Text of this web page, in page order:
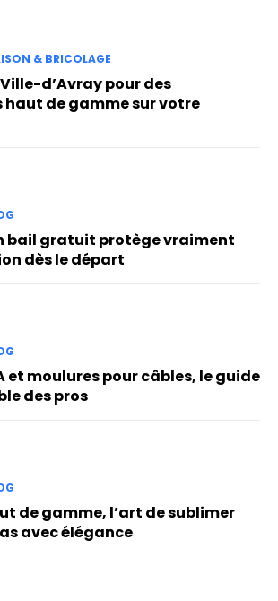
& BRICOLAGE
d’Avray pour des
de gamme sur votre
bail gratuit protège vraiment
dès le départ
et moulures pour câbles, le guide
des pros
de gamme, l’art de sublimer
avec élégance